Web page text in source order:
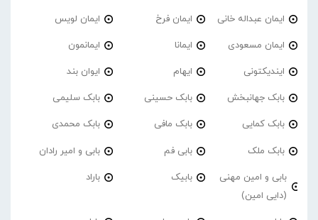
ایمان عبداله خانی ایمان فرخ ایمان لویس
ایمان مسعودی ایمانا ایمانمون
ایندیکتونی ایهام ایوان بند
بابک جهانبخش بابک حسینی بابک سلیمی
بابک کمایی بابک مافی بابک محمدی
بابک ملک بابی فم بابی و امیر رادان
بابی و امین مهنی
(دایی امین)
بابیک باراد